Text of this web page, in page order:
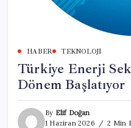
HABER TEKNOLOJI
Türkiye Enerji
Dönem Başlatıyor
By Elif Doğan
1 Haziran 2026
2 Min